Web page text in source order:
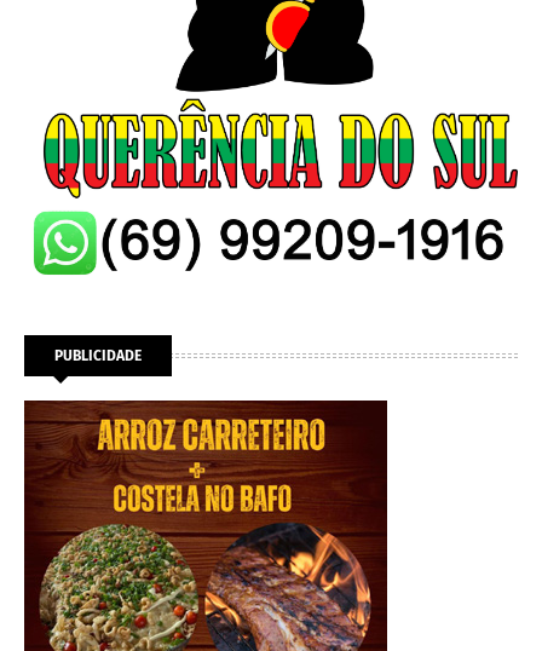
PUBLICIDADE